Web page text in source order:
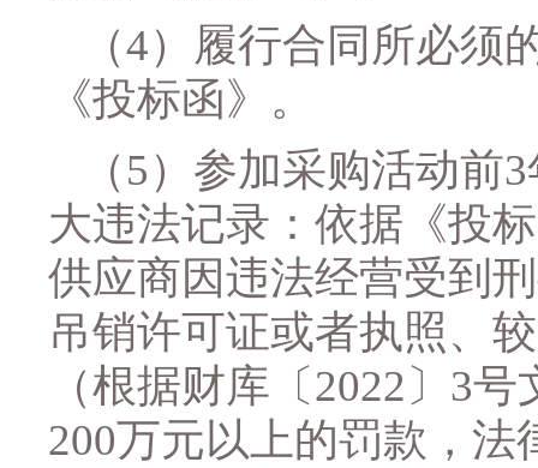
（4）履行合同 所必须
《投标函》 。
（5）参加采购活动前
大违法记录： 依据《投
供应商因违法经营受到
吊销许可证或者执照、
（根据财库〔 2022〕3号
200万元以上的罚款，